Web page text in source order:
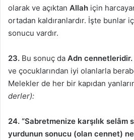
olarak ve açıktan Allah için
ortadan kaldıranlardır. İşte bunlar
sonucu vardır.
23. Bu sonuç da Adn cennetleridir.
ve çocuklarından iyi olanlarla
Melekler de her bir kapıdan
derler):
24. “Sabretmenize karşılık selâm
yurdunun sonucu (olan cennet)